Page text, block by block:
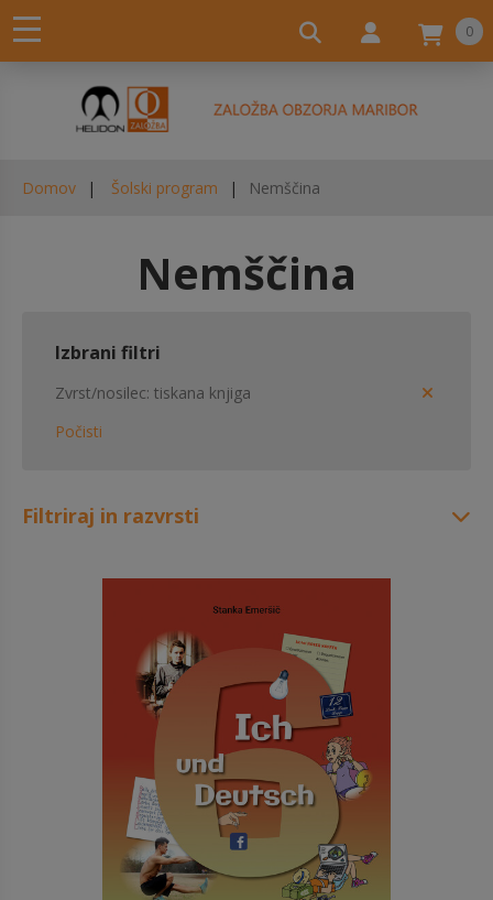
0
Domov Šolski program Nemščina
Nemščina
Izbrani filtri
Zvrst/nosilec tiskana knjiga
Počisti
Filtriraj in razvrsti